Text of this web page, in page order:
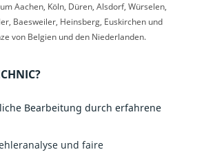
Aachen, Köln, Düren, Alsdorf, Würselen,
Baesweiler, Heinsberg, Euskirchen und
von Belgien und den Niederlanden.
Bearbeitung durch erfahrene
und faire